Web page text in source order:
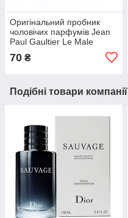
Оригінальний пробник
чоловічих парфумів Jean
Paul Gaultier Le Male
фужерний аромат
70 ₴
Подібні товари компанії